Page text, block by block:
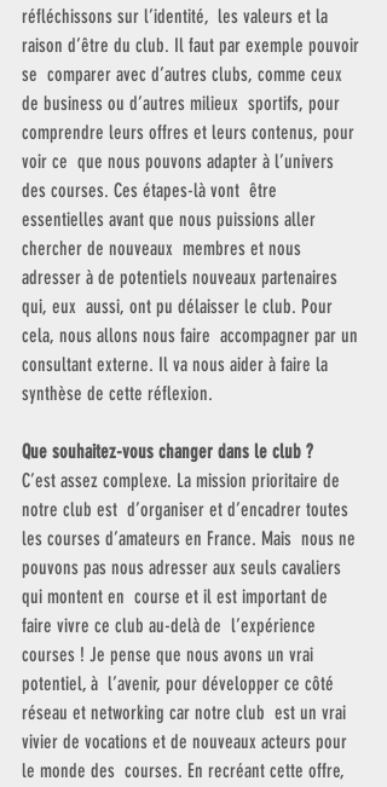
réfléchissons sur l’identité,  les valeurs et la
raison d’être du club. Il faut par exemple pouvoir
se  comparer avec d’autres clubs, comme ceux
de business ou d’autres milieux  sportifs, pour
comprendre leurs offres et leurs contenus, pour
voir ce  que nous pouvons adapter à l’univers
des courses. Ces étapes-là vont  être
essentielles avant que nous puissions aller
chercher de nouveaux  membres et nous
adresser à de potentiels nouveaux partenaires
qui, eux  aussi, ont pu délaisser le club. Pour
cela, nous allons nous faire  accompagner par un
consultant externe. Il va nous aider à faire la
synthèse de cette réflexion.
Que souhaitez-vous changer dans le club ?
C’est assez complexe. La mission prioritaire de
notre club est  d’organiser et d’encadrer toutes
les courses d’amateurs en France. Mais  nous ne
pouvons pas nous adresser aux seuls cavaliers
qui montent en  course et il est important de
faire vivre ce club au-delà de  l’expérience
courses ! Je pense que nous avons un vrai
potentiel, à  l’avenir, pour développer ce côté
réseau et networking car notre club  est un vrai
vivier de vocations et de nouveaux acteurs pour
le monde des  courses. En recréant cette offre,